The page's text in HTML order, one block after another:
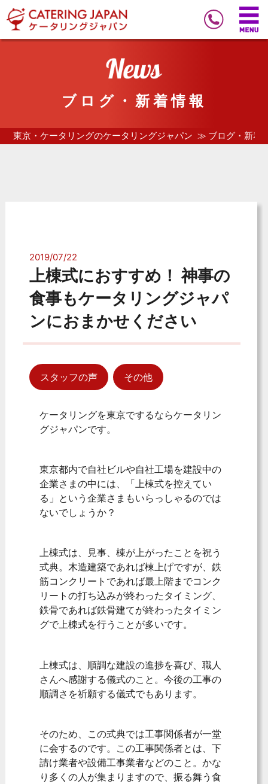
ブログ・新着情報
東京・ケータリングのケータリングジャパン ブログ・新着
2019/07/22
上棟式におすすめ！ 神事の
食事もケータリングジャパ
ンにおまかせください
スタッフの声 その他
ケータリングを東京でするならケータリン
グジャパンです。
東京都内で自社ビルや自社工場を建設中の
企業さまの中には、「上棟式を控えてい
る」という企業さまもいらっしゃるのでは
ないでしょうか？
上棟式は、見事、棟が上がったことを祝う
式典。木造建築であれば棟上げですが、鉄
筋コンクリートであれば最上階までコンク
リートの打ち込みが終わったタイミング、
鉄骨であれば鉄骨建てが終わったタイミン
グで上棟式を行うことが多いです。
上棟式は、順調な建設の進捗を喜び、職人
さんへ感謝する儀式のこと。今後の工事の
順調さを祈願する儀式でもあります。
そのため、この式典では工事関係者が一堂
に会するのです。この工事関係者とは、下
請け業者や設備工事業者などのこと。かな
り多くの人が集まりますので、振る舞う食